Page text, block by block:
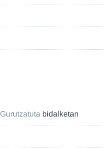
Gurutzatuta bidalketan